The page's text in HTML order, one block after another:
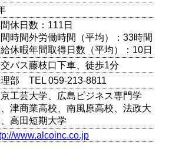
休日数：111日
間時間外労働時間（平均）：33時間
休暇年間取得日数（平均）：10日
バス藤枝口下車、徒歩1分
部 TEL 059-213-8811
工芸大学、広島ビジネス専門学
津商業高校、南風原高校、法政大
高田短期大学
www.alcoinc.co.jp